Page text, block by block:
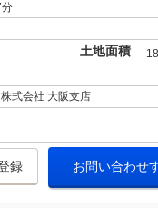
土地面積
式会社 大阪支店
録 お問い合わせ